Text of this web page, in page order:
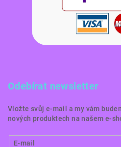
Odebírat newsletter
Vložte svůj e-mail a my vám
nových produktech na našem e-
E-mail